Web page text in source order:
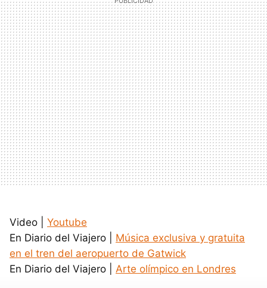
Video | Youtube
En Diario del Viajero | Música exclusiva y gratuita
en el tren del aeropuerto de Gatwick
En Diario del Viajero | Arte olímpico en Londres